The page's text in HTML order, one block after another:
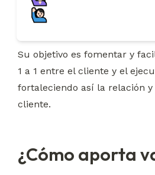
Su objetivo es fomentar y
1 a 1 entre el cliente y el
fortaleciendo así la relación
cliente.
¿Cómo aporta